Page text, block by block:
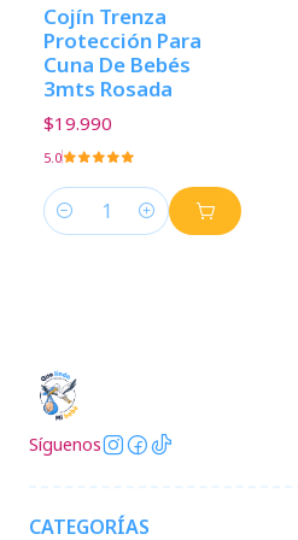
Cojín Trenza
Protección Para
Cuna De Bebés
3mts Rosada
$19.990
5.0
Cantidad
Síguenos
CATEGORÍAS